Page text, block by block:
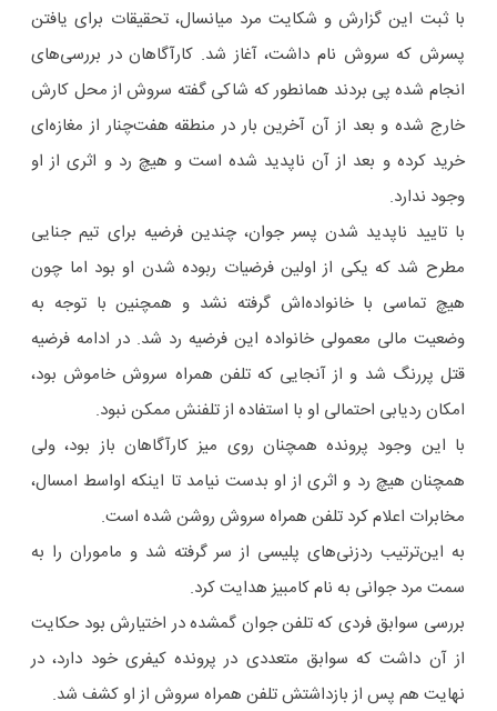
با ثبت این گزارش و شکایت مرد میانسال، تحقیقات برای یافتن
پسرش که سروش نام داشت، آغاز شد. کارآگاهان در بررسی‌های
انجام شده پی‌ بردند همانطور که شاکی گفته سروش از محل کارش
خارج شده و بعد از آن آخرین بار در منطقه هفت‌چنار از مغازه‌ای
خرید کرده و بعد از ‌آن ناپدید شده است و هیچ رد و اثری از او
وجود ندارد.
با تایید ناپدید شدن پسر جوان، چندین فرضیه برای تیم جنایی
مطرح شد که یکی از اولین فرضیات ربوده شدن او بود اما چون
هیچ تماسی با خانواده‌اش گرفته نشد و همچنین با توجه به
وضعیت مالی معمولی خانواده‌ این فرضیه رد شد. در ادامه فرضیه
قتل پررنگ شد و از آنجایی که تلفن همراه سروش خاموش بود،
امکان ردیابی احتمالی او با استفاده از تلفنش ممکن نبود.
با این وجود پرونده همچنان روی میز کارآگاهان باز بود، ولی
همچنان هیچ رد و اثری از او بدست نیامد تا اینکه اواسط امسال،
مخابرات اعلام کرد تلفن همراه سروش روشن شده است.
به این‌ترتیب ردزنی‌های پلیسی از سر گرفته شد و ماموران را به
سمت مرد جوانی به نام کامبیز هدایت کرد.
بررسی سوابق فردی که تلفن جوان گمشده در اختیارش بود حکایت
از آن داشت که سوابق متعددی در پرونده کیفری خود دارد، در
نهایت هم پس از بازداشتش تلفن همراه سروش از او کشف شد.